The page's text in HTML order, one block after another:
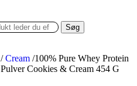
Søg
/ Cream /100% Pure Whey Protein
Pulver Cookies & Cream 454 G